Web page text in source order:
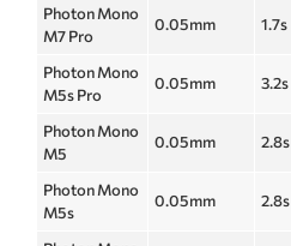
Photon Mono
M7 Pro
0.05mm 1.7s
Photon Mono
M5s Pro
0.05mm 3.2s
Photon Mono
M5
0.05mm 2.8s
Photon Mono
M5s
0.05mm 2.8s